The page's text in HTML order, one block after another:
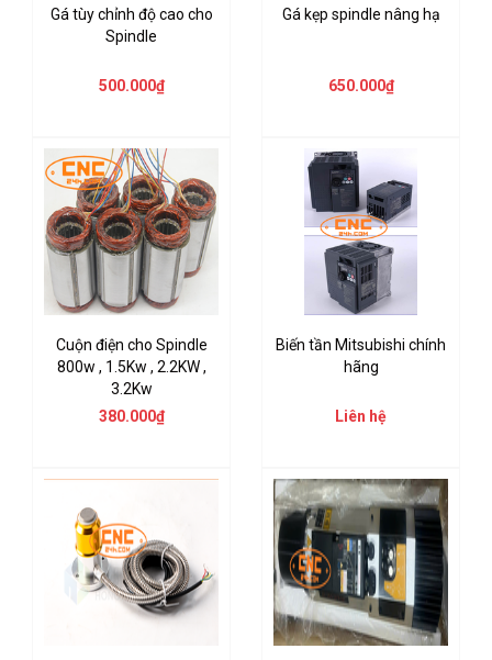
Gá tùy chỉnh độ cao cho
Spindle
500.000₫
Gá kẹp spindle nâng hạ
650.000₫
Cuộn điện cho Spindle
800w , 1.5Kw , 2.2KW ,
3.2Kw
380.000₫
Biến tần Mitsubishi chính
hãng
Liên hệ